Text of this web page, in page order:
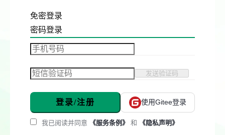
免密登录
密码登录
发送验证码
登录/注册 使用Gitee登录
我已阅读并同意 《服务条例》 和 《隐私声明》